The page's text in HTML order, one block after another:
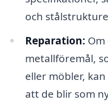
och
Reparation:
metallföremål,
eller möbler,
att de blir som